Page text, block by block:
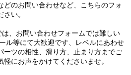
どのお問い合わせなど、こちらのフォ
い。
、お問い合わせフォームでは難しい
ル等にて大歓迎です、レベルにあわせ
ーツの相性、滑り方、止まり方までご
にお声をかけてくださいませ。